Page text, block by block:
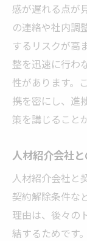
感が遅れる点が
の連絡や社内調
するリスクが高
整を迅速に行わ
性があります。
携を密にし、進
策を講じること
人材紹介会社
人材紹介会社と
契約解除条件な
理由は、後々の
結するためです